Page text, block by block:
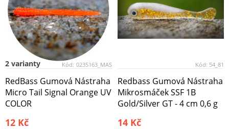
Kód: 0235163_MAS
2 varianty
RedBass Gumová Nástraha
Micro Tail Signal Orange UV
COLOR
12 Kč
Kód: 54_81
Redbass Gumová Nástraha
Mikrosmáček SSF 1B
Gold/Silver GT - 4 cm 0,6 g
14 Kč